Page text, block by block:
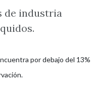
de industria
por debajo del 13%